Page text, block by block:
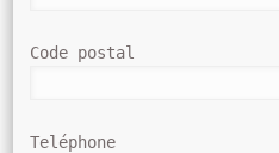
Code postal
Teléphone